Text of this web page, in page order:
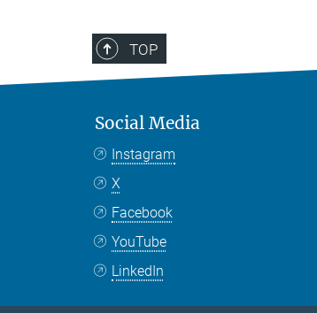
TOP
Social Media
Instagram
X
Facebook
YouTube
LinkedIn